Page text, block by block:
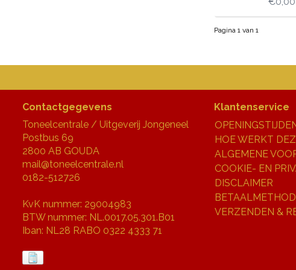
Pagina 1 van 1
Contactgegevens
Toneelcentrale / Uitgeverij Jongeneel
Postbus 69
2800 AB GOUDA
mail@toneelcentrale.nl
0182-512726
KvK nummer: 29004983
BTW nummer: NL.0017.05.301.B01
Iban: NL28 RABO 0322 4333 71
Klantenservice
HOE WERKT
ALGEMENE
COOKIE- EN
DISCLAIMER
VERZENDEN &